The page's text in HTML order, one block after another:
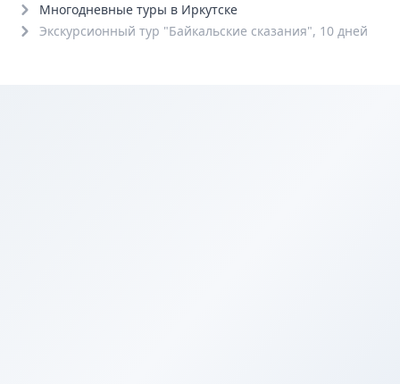
Многодневные туры в Иркутске
Экскурсионный тур "Байкальские сказания", 10 дней